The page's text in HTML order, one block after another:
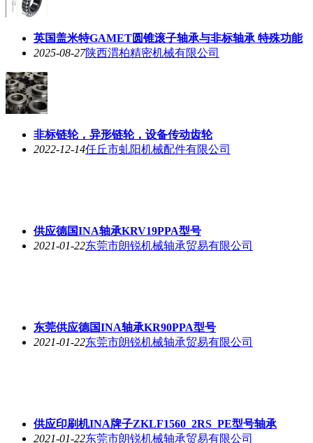
英国盖米特GAMET圆锥滚子轴承与非标轴承 特殊功能
2025-08-27陕西渭柏精密机械有限公司
非标链轮，异形链轮，设备传动齿轮
2022-12-14任丘市虬阳机械配件有限公司
供应德国INA轴承KRV19PPA型号
2021-01-22东莞市朗锐机械轴承贸易有限公司
东莞供应德国INA轴承KR90PPA型号
2021-01-22东莞市朗锐机械轴承贸易有限公司
供应印刷机INA牌子ZKLF1560_2RS_PE型号轴承
2021-01-22东莞市朗锐机械轴承贸易有限公司